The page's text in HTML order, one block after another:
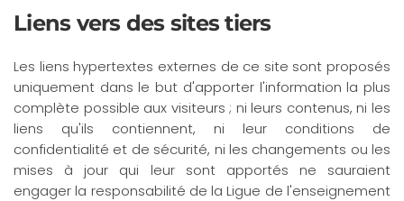
Liens vers des sites tiers
Les liens hypertextes externes de ce site sont proposés
uniquement dans le but d'apporter l'information la plus
complète possible aux visiteurs ; ni leurs contenus, ni les
liens qu'ils contiennent, ni leur conditions de
confidentialité et de sécurité, ni les changements ou les
mises à jour qui leur sont apportés ne sauraient
engager la responsabilité de la Ligue de l'enseignement